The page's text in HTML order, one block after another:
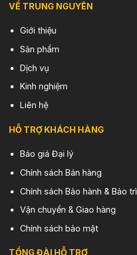
VỀ TRUNG NGUYÊN
Giới thiệu
Sản phẩm
Dịch vụ
Kinh nghiệm
Liên hệ
HỖ TRỢ KHÁCH HÀNG
Báo giá Đại lý
Chính sách Bán hàng
Chính sách Bảo hành & Bảo trì
Vận chuyển & Giao hàng
Chính sách bảo mật
TỔNG ĐÀI HỖ TRỢ